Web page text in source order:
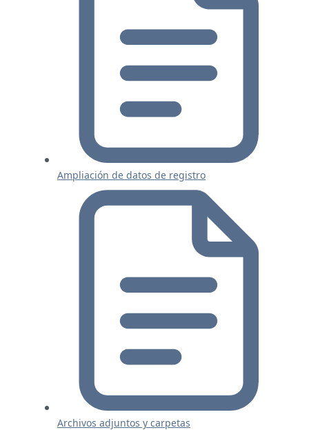
Ampliación de datos de registro
Archivos adjuntos y carpetas